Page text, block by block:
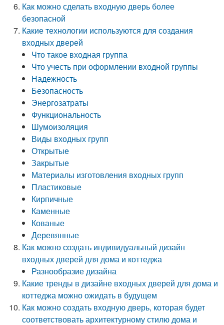
Как можно сделать входную дверь более
безопасной
Какие технологии используются для создания
входных дверей
Что такое входная группа
Что учесть при оформлении входной группы
Надежность
Безопасность
Энергозатраты
Функциональность
Шумоизоляция
Виды входных групп
Открытые
Закрытые
Материалы изготовления входных групп
Пластиковые
Кирпичные
Каменные
Кованые
Деревянные
Как можно создать индивидуальный дизайн
входных дверей для дома и коттеджа
Разнообразие дизайна
Какие тренды в дизайне входных дверей для дома и
коттеджа можно ожидать в будущем
Как можно создать входную дверь, которая будет
соответствовать архитектурному стилю дома и